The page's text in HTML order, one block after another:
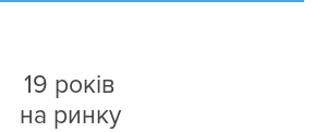
19 років
на ринку